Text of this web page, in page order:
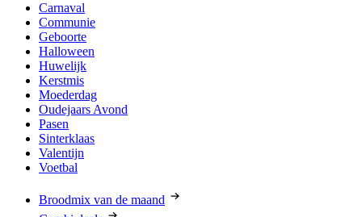
Carnaval
Communie
Geboorte
Halloween
Huwelijk
Kerstmis
Moederdag
Oudejaars Avond
Pasen
Sinterklaas
Valentijn
Voetbal
Broodmix van de maand